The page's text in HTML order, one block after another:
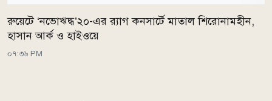
রুয়েটে ‘নভোঋদ্ধ’২০-এর র‍্যাগ কনসার্টে মাতাল শিরোনামহীন,
হাসান আর্ক ও হাইওয়ে
০৭:৩৬ PM